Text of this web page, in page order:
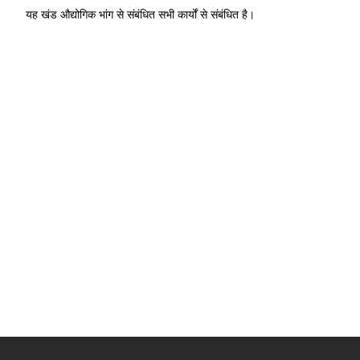
यह खंड औद्योगिक भांग से संबंधित सभी कार्यों से संबंधित है।